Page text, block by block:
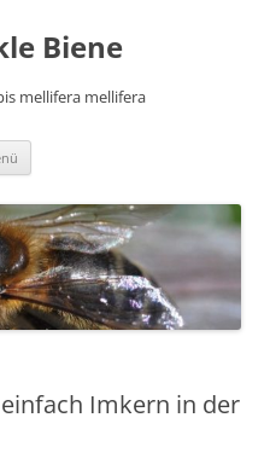
Biene
mellifera mellifera
Imkern in der